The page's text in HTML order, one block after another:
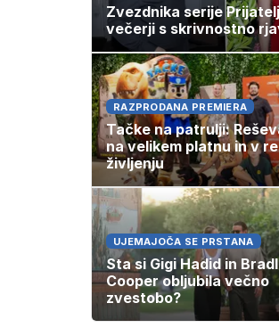
Zvezdnika serije
večerji s skrivnostno
RAZPRODANA PREMIERA
Tačke na patrulji:
na velikem platnu in v
življenju
UJEMAJOČA SE PRSTANA
Sta si Gigi Hadid in
Cooper obljubila večno
zvestobo?